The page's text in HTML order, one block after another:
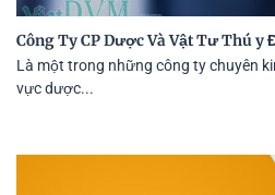
Công Ty CP Dược Và Vật Tư Thú y
Là một trong những công ty chuyên
vực dược...